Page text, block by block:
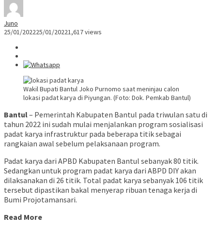
Juno
25/01/202225/01/20221,617 views
Wakil Bupati Bantul Joko Purnomo saat meninjau calon
lokasi padat karya di Piyungan. (Foto: Dok. Pemkab Bantul)
Bantul– Pemerintah Kabupaten Bantul pada triwulan satu di
tahun 2022 ini sudah mulai menjalankan program sosialisasi
padat karya infrastruktur pada beberapa titik sebagai
rangkaian awal sebelum pelaksanaan program.
Padat karya dari APBD Kabupaten Bantul sebanyak 80 titik.
Sedangkan untuk program padat karya dari ABPD DIY akan
dilaksanakan di 26 titik. Total padat karya sebanyak 106 titik
tersebut dipastikan bakal menyerap ribuan tenaga kerja di
Bumi Projotamansari.
Read More